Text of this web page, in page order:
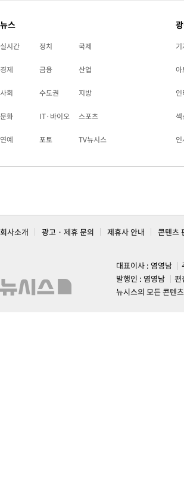
뉴스
실시간 정치 국제
경제 금융 산업
사회 수도권 지방
문화 IT·바이오 스포츠
연예 포토 TV뉴시스
아
섹
회사소개 광고 · 제휴 문의 제휴사 안내 콘텐츠
대표이사 : 염영남
발행인 : 염영남
편
뉴시스의 모든 콘텐